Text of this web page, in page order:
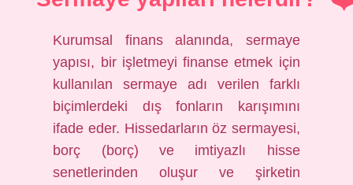
Kurumsal finans alanında, sermaye
yapısı, bir işletmeyi finanse etmek için
kullanılan sermaye adı verilen farklı
biçimlerdeki dış fonların karışımını
ifade eder. Hissedarların öz sermayesi,
borç (borç) ve imtiyazlı hisse
senetlerinden oluşur ve şirketin